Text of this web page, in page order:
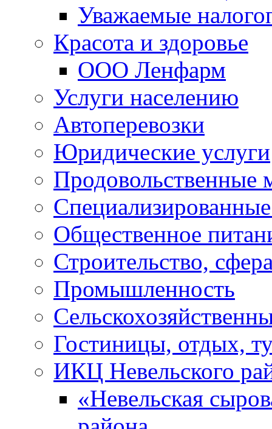
Уважаемые
Красота и здоровье
ООО Ленфарм
Услуги населению
Автоперевозки
Юридические услуги
Продовольственные
Общественное
Строительство,
Промышленность
Гостиницы, отдых,
ИКЦ Невельского
«Невельская